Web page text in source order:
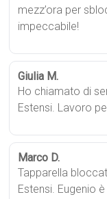
mezz’ora per
impeccabile!
Giulia M.
Ho chiamato di
Estensi. Lavoro
Marco D.
Tapparella
Estensi. Eugenio